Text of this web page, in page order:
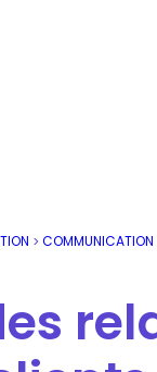
> COMMUNICATION